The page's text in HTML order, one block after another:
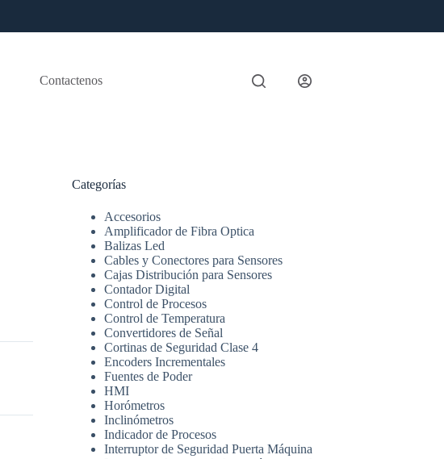
Contactenos
Categorías
Accesorios
Amplificador de Fibra Optica
Balizas Led
Cables y Conectores para Sensores
Cajas Distribución para Sensores
Contador Digital
Control de Procesos
Control de Temperatura
Convertidores de Señal
Cortinas de Seguridad Clase 4
Encoders Incrementales
Fuentes de Poder
HMI
Horómetros
Inclinómetros
Indicador de Procesos
Interruptor de Seguridad Puerta Máquina